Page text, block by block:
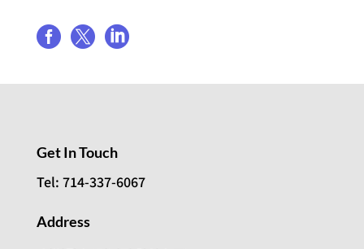
  
Get In Touch
Tel: 714-337-6067
Address